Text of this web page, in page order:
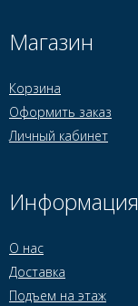
Магазин
Корзина
Оформить заказ
Личный кабинет
Информация
О нас
Доставка
Подъем на этаж